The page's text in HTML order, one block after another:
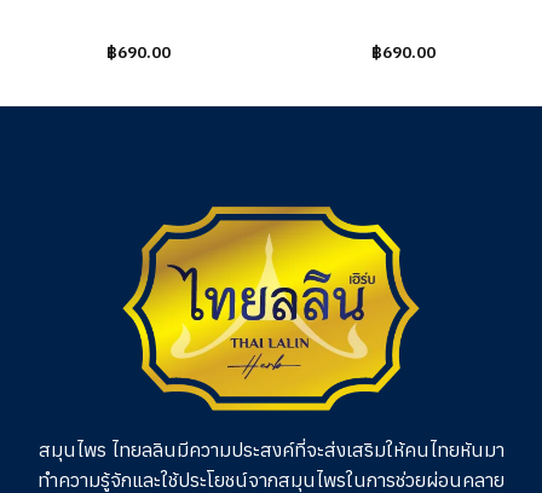
ให้
ตั้งแต่
฿690.00
ให้
ตั้งแต่
฿690.00
สมุนไพร ไทยลลินมีความประสงค์ที่จะส่งเสริมให้คนไทยหันมา
ทำความรู้จักและใช้ประโยชน์จากสมุนไพรในการช่วยผ่อนคลาย